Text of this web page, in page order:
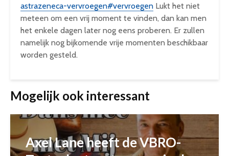
astrazeneca-vervroegen#vervroegen Lukt het niet
meteen om een vrij moment te vinden, dan kan men
het enkele dagen later nog eens proberen. Er zullen
namelijk nog bijkomende vrije momenten beschikbaar
worden gesteld.
Mogelijk ook interessant
Axel Lane heeft de VBRO-